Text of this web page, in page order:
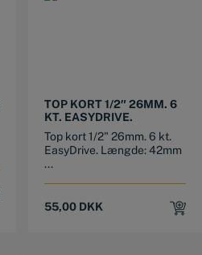
TOP KORT 1/2″ 26MM. 6
KT. EASYDRIVE.
Top kort 1/2" 26mm. 6 kt.
EasyDrive. Længde: 42mm
...
55,00 DKK